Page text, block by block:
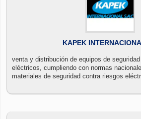
KAPEK
venta y distribución de equipos de
eléctricos, cumpliendo con normas
materiales de seguridad contra riesgos